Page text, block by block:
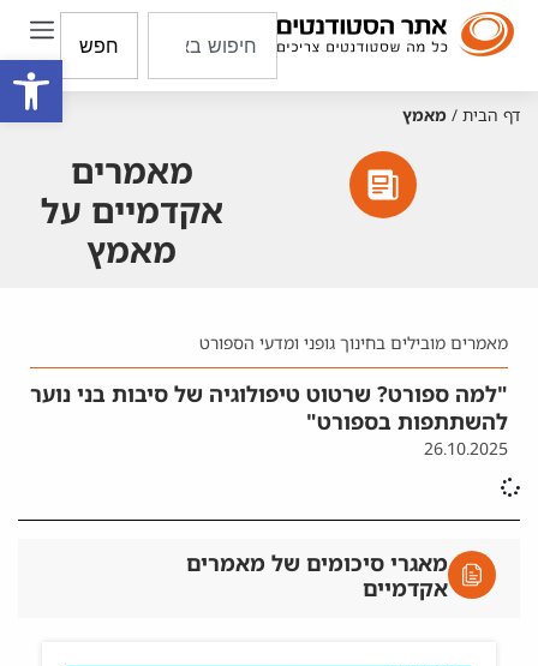
פתח
חפש
דף הבית / מאמץ
מאמרים
אקדמיים על
מאמץ
מאמרים מובילים בחינוך גופני ומדעי הספורט
"למה ספורט? שרטוט טיפולוגיה של סיבות בני נוער
להשתתפות בספורט"
26.10.2025
מאגרי סיכומים של מאמרים
אקדמיים